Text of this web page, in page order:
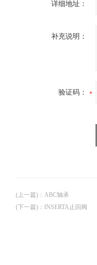
详细地址：
补充说明：
验证码：
(上一篇) ： ABC轴承
(下一篇) ： INSERTA止回阀